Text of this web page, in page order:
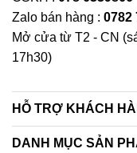
Zalo bán hàng : 0782
Mở cửa từ T2 - CN
17h30)
HỖ TRỢ KHÁCH
DANH MỤC SẢN